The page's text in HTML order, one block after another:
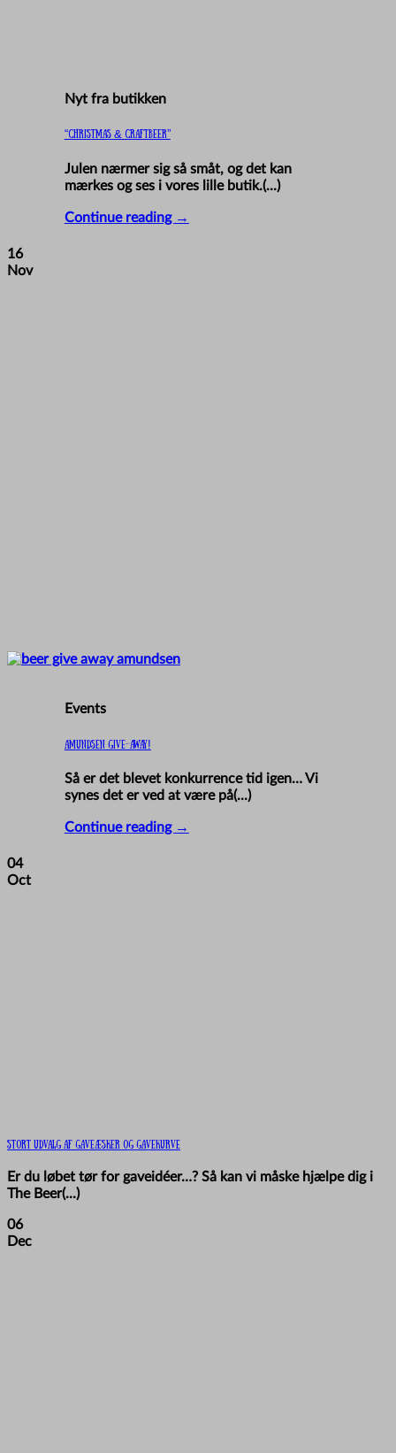
Nyt fra butikken
“Christmas & Craftbeer”
Julen nærmer sig så småt, og det kan
mærkes og ses i vores lille butik.(...)
Continue reading →
16
Nov
Events
Amundsen GIVE-AWAY!
Så er det blevet konkurrence tid igen… Vi
synes det er ved at være på(...)
Continue reading →
04
Oct
Stort udvalg af gaveæsker og gavekurve
Er du løbet tør for gaveidéer…? Så kan vi måske hjælpe dig i
The Beer(...)
06
Dec